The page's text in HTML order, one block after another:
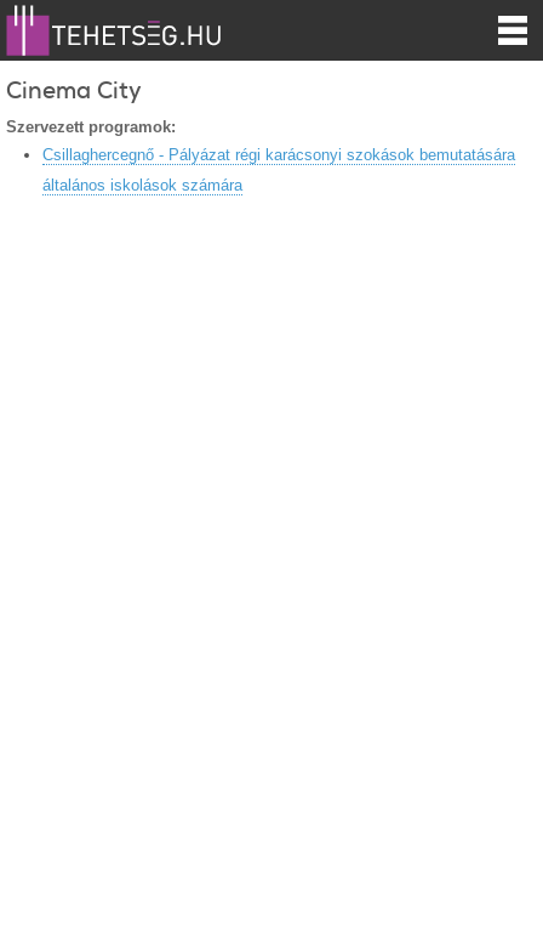
Cinema City
Szervezett programok:
Csillaghercegnő - Pályázat régi karácsonyi szokások bemutatására
általános iskolások számára